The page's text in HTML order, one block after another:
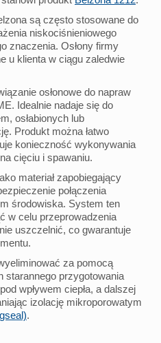
są często stosowane do
niskociśnieniowego
znaczenia. Osłony firmy
u klienta w ciągu zaledwie
osłonowe do napraw
Idealnie nadaje się do
osłabionych lub
Produkt można łatwo
konieczność wykonywania
cięciu i spawaniu.
materiał zapobiegający
połączenia
środowiska. System ten
w celu przeprowadzenia
uszczelnić, co gwarantuje
za pomocą
starannego przygotowania
wpływem ciepła, a dalszej
izolację mikroporowatym
.